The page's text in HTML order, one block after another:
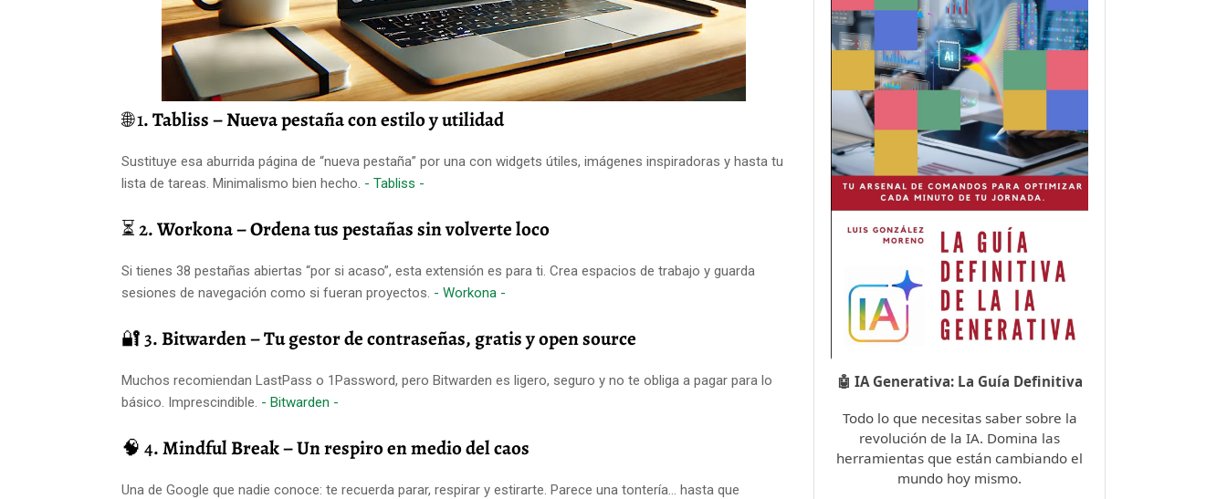
🌐 1. Tabliss – Nueva pestaña con estilo y utilidad
Sustituye esa aburrida página de “nueva pestaña” por una con widgets útiles, imágenes inspiradoras y hasta tu
lista de tareas. Minimalismo bien hecho. - Tabliss -
⏳ 2. Workona – Ordena tus pestañas sin volverte loco
Si tienes 38 pestañas abiertas “por si acaso”, esta extensión es para ti. Crea espacios de trabajo y guarda
sesiones de navegación como si fueran proyectos. - Workona -
🔐 3. Bitwarden – Tu gestor de contraseñas, gratis y open source
Muchos recomiendan LastPass o 1Password, pero Bitwarden es ligero, seguro y no te obliga a pagar para lo
básico. Imprescindible. - Bitwarden -
🧠 4. Mindful Break – Un respiro en medio del caos
Una de Google que nadie conoce: te recuerda parar, respirar y estirarte. Parece una tontería… hasta que
🤖 IA Generativa: La Guía Definitiva
Todo lo que necesitas saber sobre la
revolución de la IA. Domina las
herramientas que están cambiando el
mundo hoy mismo.